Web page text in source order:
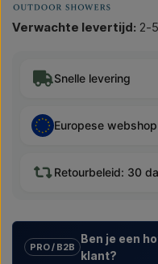
Verwachte levertijd: 2-
Snelle levering
Europese webshop
Retourbeleid: 30
PRO / B2B
Ben je een
klant?